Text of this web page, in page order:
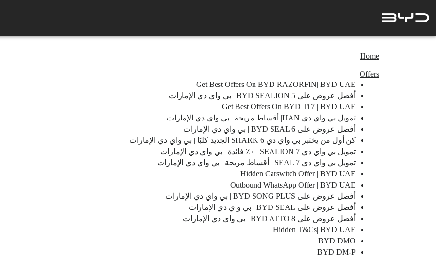
Home
Offers
Get Best Offers On BYD RAZORFIN| BYD UAE
أفضل عروض على BYD SEALION 5 | بي واي دي الإمارات
Get Best Offers On BYD Ti 7 | BYD UAE
تمويل بي واي دي HAN| أقساط مريحة | بي واي دي الإمارات
أفضل عروض على BYD SEAL 6 | بي واي دي الإمارات
كن أول من يختبر بي واي دي SHARK 6 الجديد كليًا | بي واي دي الإمارات
تمويل بي واي دي SEALION 7 | ٠٪ فائدة | بي واي دي الإمارات
تمويل بي واي دي SEAL 7 | أقساط مريحة | بي واي دي الإمارات
Hidden Carswitch Offer | BYD UAE
Outbound WhatsApp Offer | BYD UAE
أفضل عروض على BYD SONG PLUS | بي واي دي الإمارات
أفضل عروض على BYD SEAL | بي واي دي الإمارات
أفضل عروض على BYD ATTO 8 | بي واي دي الإمارات
Hidden T&Cs| BYD UAE
BYD DMO
BYD DM-P